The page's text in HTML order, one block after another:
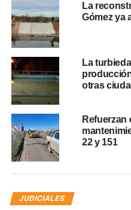
La
Gómez ya
La
otras
Refuerzan
22 y 151
JUDICIALES